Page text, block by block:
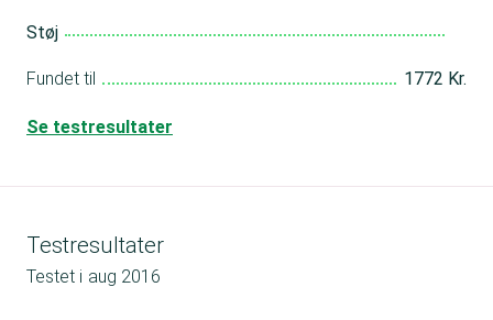
Støj
Fundet til 1772 Kr.
Se testresultater
Testresultater
Testet i aug 2016